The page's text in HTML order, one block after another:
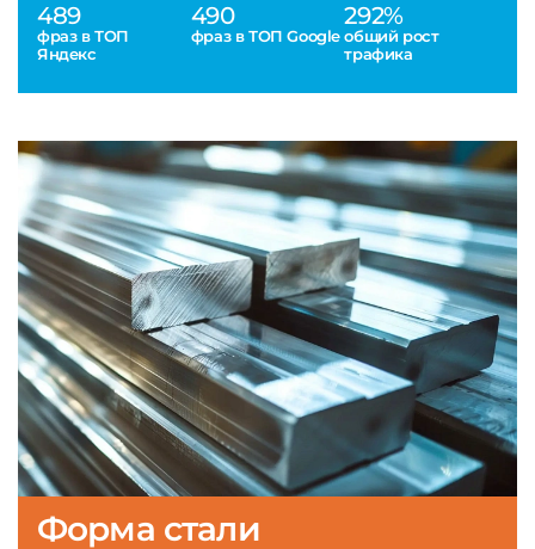
489
фраз в ТОП
Яндекс
490
фраз в ТОП Google
292%
общий рост
трафика
Форма стали